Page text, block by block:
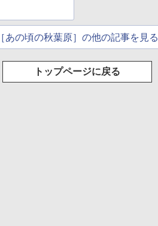
［あの頃の秋葉原］の他の記事を見る
トップページに戻る